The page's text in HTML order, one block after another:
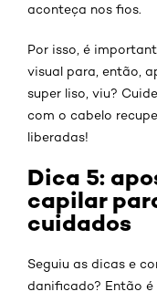
aconteça nos fios.
Por isso, é
visual para, então,
super liso, viu?
com o cabelo
liberadas!
Dica 5:
capilar
cuidados
Seguiu as dicas e
danificado? Então é